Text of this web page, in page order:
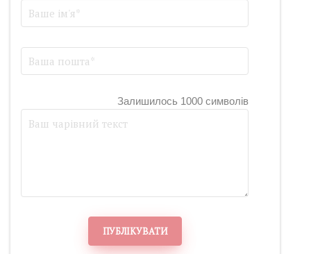
Залишилось 1000 символів
ПУБЛІКУВАТИ